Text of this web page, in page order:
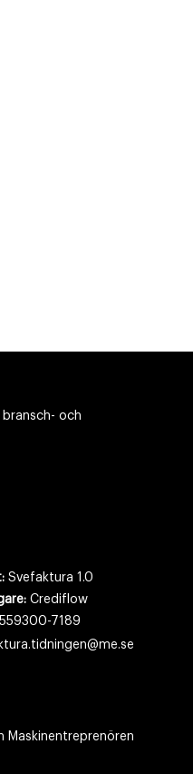
och
Svefaktura 1.0
Crediflow
7189
Maskinentreprenören